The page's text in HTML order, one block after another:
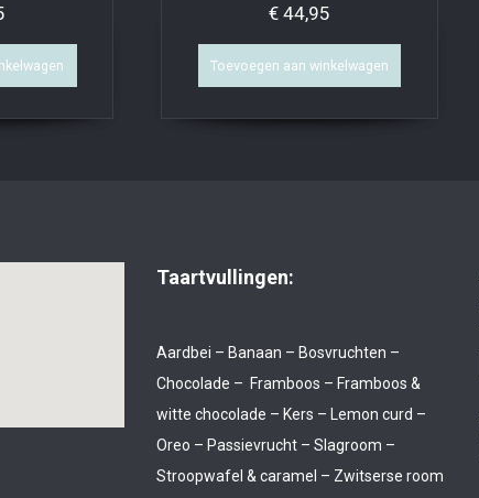
€ 44,95
Toevoegen aan winkelwagen
Taartvullingen:
Aardbei – Banaan – Bosvruchten –
Chocolade – Framboos – Framboos &
witte chocolade – Kers – Lemon curd –
Oreo – Passievrucht – Slagroom –
Stroopwafel & caramel – Zwitserse room